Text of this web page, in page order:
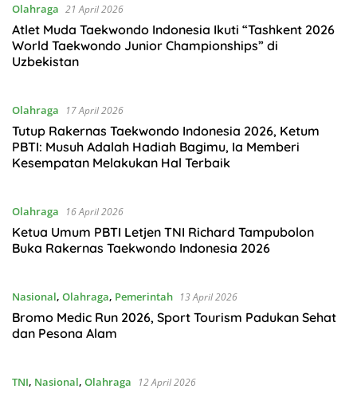
Olahraga 21 April 2026
Atlet Muda Taekwondo Indonesia Ikuti “Tashkent 2026
World Taekwondo Junior Championships” di
Uzbekistan
Olahraga 17 April 2026
Tutup Rakernas Taekwondo Indonesia 2026, Ketum
PBTI: Musuh Adalah Hadiah Bagimu, Ia Memberi
Kesempatan Melakukan Hal Terbaik
Olahraga 16 April 2026
Ketua Umum PBTI Letjen TNI Richard Tampubolon
Buka Rakernas Taekwondo Indonesia 2026
Nasional, Olahraga, Pemerintah 13 April 2026
Bromo Medic Run 2026, Sport Tourism Padukan Sehat
dan Pesona Alam
TNI, Nasional, Olahraga 12 April 2026